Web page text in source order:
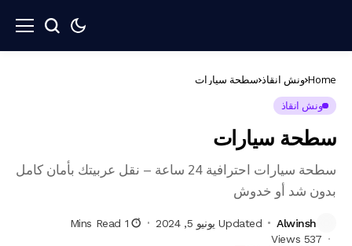
Home ونش انقاذ سطحة سيارات
ونش انقاذ
سطحة سيارات
سطحة سيارات احترافية 24 ساعة – نقل عربيتك بأمان كامل
بدون شد أو خدوش
Alwinsh Updated يونيو 5, 2024
1 Mins Read
537 Views